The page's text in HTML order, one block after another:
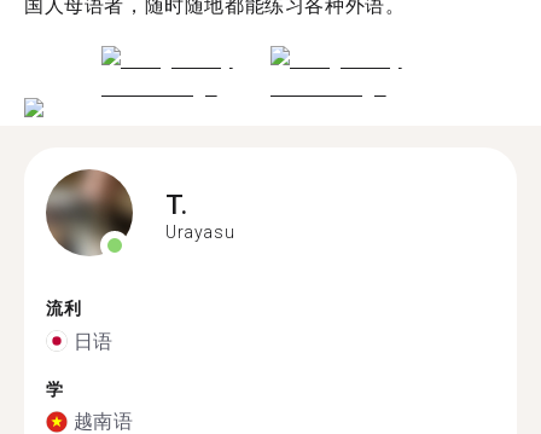
国人母语者，随时随地都能练习各种外语。
T.
Urayasu
流利
日语
学
越南语